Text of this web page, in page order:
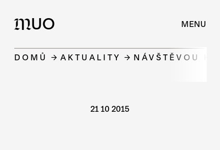
MUO MENU
DOMŮ AKTUALITY NÁVŠTĚVOU
21 10 2015